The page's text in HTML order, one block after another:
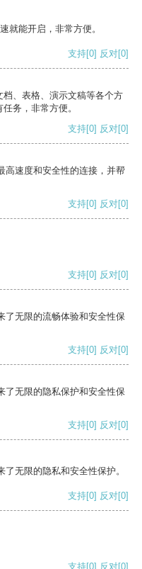
就能开启，非常方便。
支持[0] 反对[0]
、表格、演示文稿等各个方
务，非常方便。
支持[0] 反对[0]
高速度和安全性的连接，并帮
支持[0] 反对[0]
支持[0] 反对[0]
了无限的流畅体验和安全性保
支持[0] 反对[0]
了无限的隐私保护和安全性保
支持[0] 反对[0]
无限的隐私和安全性保护。
支持[0] 反对[0]
支持[0] 反对[0]